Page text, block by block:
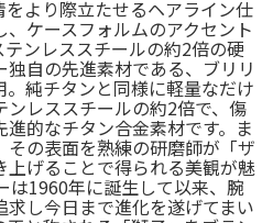
をより際立たせるヘアライン仕
、ケースフォルムのアクセント
ンレススチールの約2倍の硬
自の先進素材である、ブリリ
純チタンと同様に軽量なだけ
レススチールの約2倍で、傷
的なチタン合金素材です。ま
その表面を熟練の研磨師が「ザ
上げることで得られる美観が魅
は1960年に誕生して以来、腕
し今日まで進化を遂げてまい